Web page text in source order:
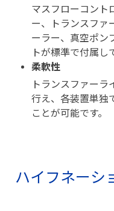
マスフローコント
ー、トランスファ
ーラー、真空ポン
トが標準で付属し
柔軟性
トランスファーラ
行え、各装置単独
ことが可能です。
ハイフネーシ